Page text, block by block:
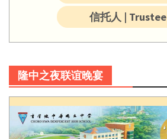
信托人 | Trustee
隆中之夜联谊晚宴